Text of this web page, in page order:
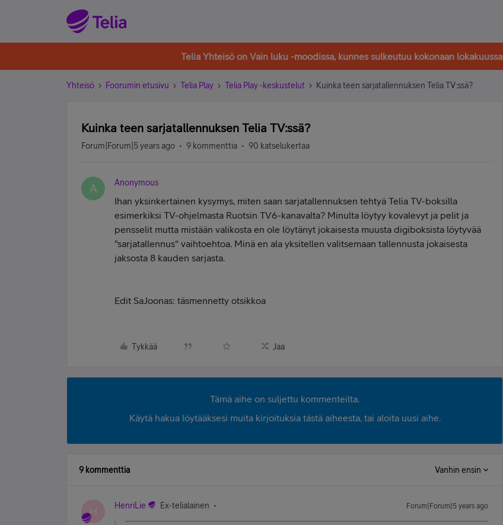
Telia Yhteisö on Vain luku -moodissa, kunnes sulkeutuu kokonaan lokakuussa
Yhteisö Foorumin etusivu Telia Play Telia Play -keskustelut Kuinka teen sarjatallennuksen Telia TV:ssä?
Kuinka teen sarjatallennuksen Telia TV:ssä?
Forum|Forum|5 years ago 9 kommenttia 90 katselukertaa
A Anonymous
Ihan yksinkertainen kysymys, miten saan sarjatallennuksen tehtyä Telia TV-boksilla
esimerkiksi TV-ohjelmasta Ruotsin TV6-kanavalta? Minulta löytyy kovalevyt ja pelit ja
pensselit mutta mistään valikosta en ole löytänyt jokaisesta muusta digiboksista löytyvää
"sarjatallennus" vaihtoehtoa. Minä en ala yksitellen valitsemaan tallennusta jokaisesta
jaksosta 8 kauden sarjasta.
Edit SaJoonas: täsmennetty otsikkoa
Tykkää Jaa
Tämä aihe on suljettu kommenteilta.
Käytä hakua löytääksesi muita kirjoituksia tästä aiheesta, tai aloita uusi aihe.
9 kommenttia Vanhin ensin
H HenriLie Ex-telialainen Forum|Forum|5 years ago